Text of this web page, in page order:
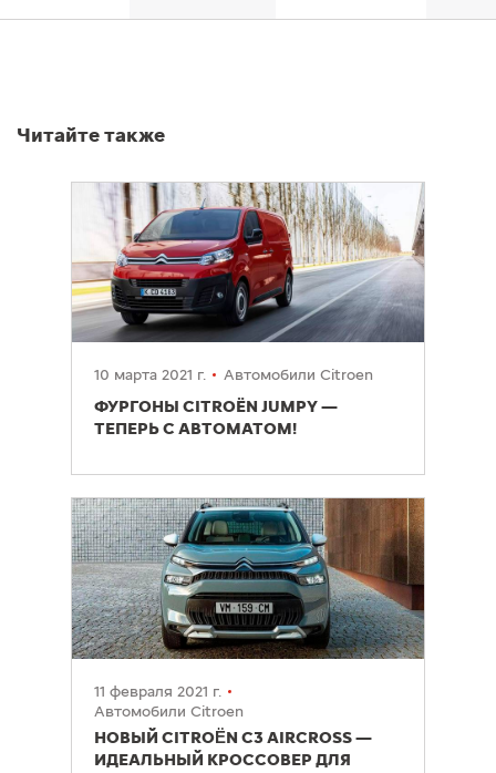
Читайте также
10 марта 2021 г. Автомобили Citroen
ФУРГОНЫ CITROЁN JUMPY —
ТЕПЕРЬ С АВТОМАТОМ!
11 февраля 2021 г.
Автомобили Citroen
НОВЫЙ CITROËN C3 AIRCROSS —
ИДЕАЛЬНЫЙ КРОССОВЕР ДЛЯ